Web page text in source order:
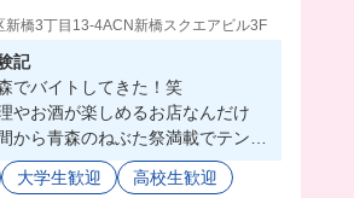
新橋3丁目13-4ACN新橋スクエアビル3F
記
でバイトしてきた！笑
やお酒が楽しめるお店なんだけ
から青森のねぶた祭満載でテンシ
女性の方で、夜は学生さんが多い
大学生歓迎 高校生歓迎